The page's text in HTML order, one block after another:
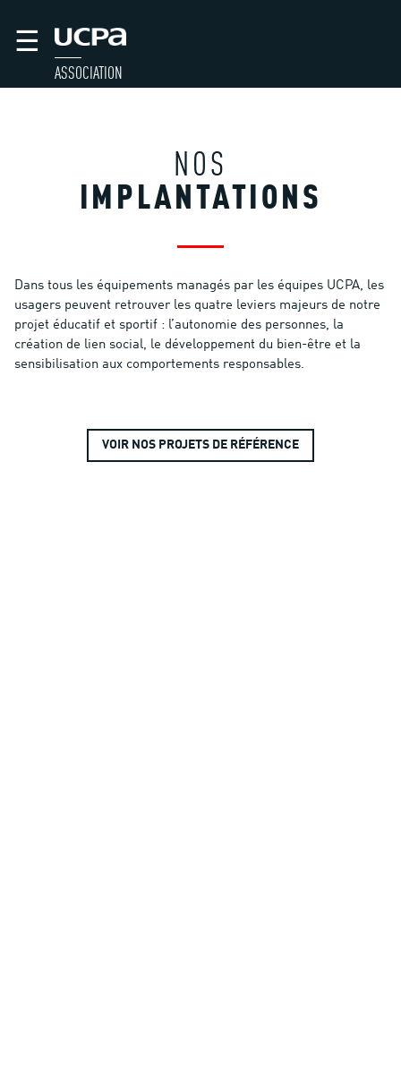
☰
ASSOCIATION
NOS
IMPLANTATIONS
Dans tous les équipements managés par les équipes UCPA, les
usagers peuvent retrouver les quatre leviers majeurs de notre
projet éducatif et sportif : l’autonomie des personnes, la
création de lien social, le développement du bien-être et la
sensibilisation aux comportements responsables.
VOIR NOS PROJETS DE RÉFÉRENCE